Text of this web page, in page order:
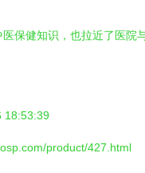
保健知识，也拉近了医
18:53:39
product/427.html